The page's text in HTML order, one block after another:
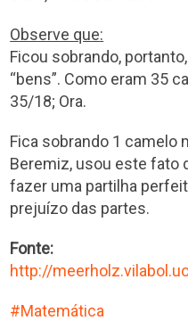
Observe que:
Ficou sobrando,
“bens”. Como eram 35
35/18; Ora.
Fica sobrando 1 camelo
Beremiz, usou este fato
fazer uma partilha
prejuízo das partes.
Fonte:
http://
Matemática